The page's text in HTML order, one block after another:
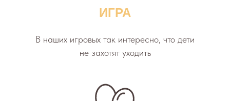
ИГРА
В наших игровых так интересно, что дети
не захотят уходить